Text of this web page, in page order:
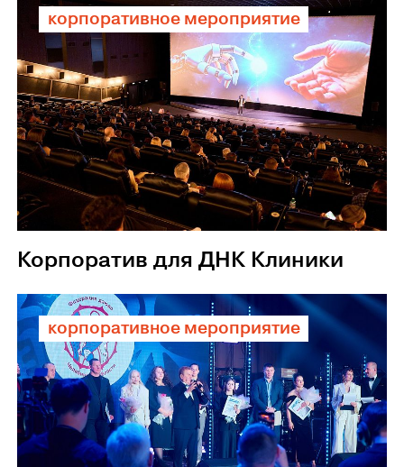
корпоративное мероприятие
Корпоратив для ДНК Клиники
корпоративное мероприятие